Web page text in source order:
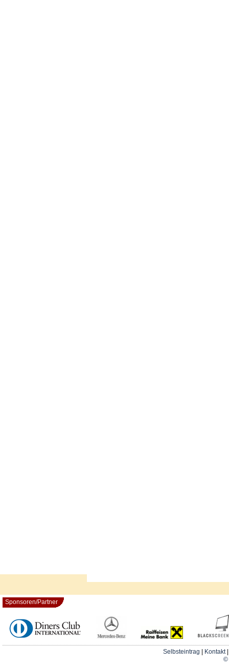
Sponsoren/Partner
Selbsteintrag Kontakt
©